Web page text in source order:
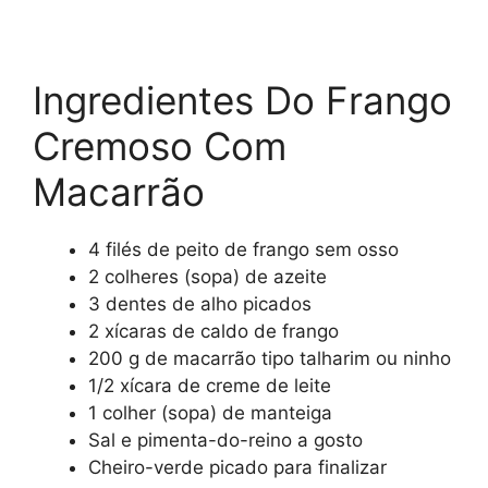
Ingredientes Do Frango
Cremoso Com
Macarrão
4 filés de peito de frango sem osso
2 colheres (sopa) de azeite
3 dentes de alho picados
2 xícaras de caldo de frango
200 g de macarrão tipo talharim ou ninho
1/2 xícara de creme de leite
1 colher (sopa) de manteiga
Sal e pimenta-do-reino a gosto
Cheiro-verde picado para finalizar